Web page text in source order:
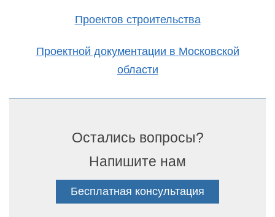
Проектов строительства
Проектной документации в Московской
области
Остались вопросы?
Напишите нам
Бесплатная консультация